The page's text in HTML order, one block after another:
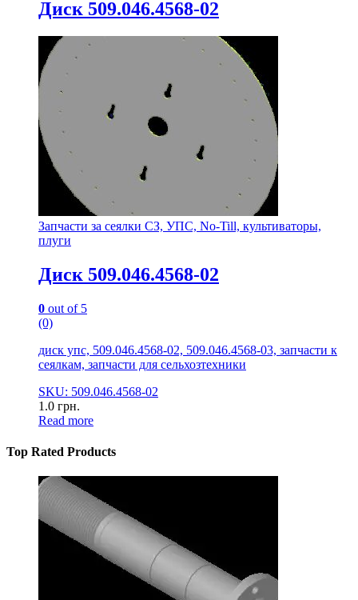
Диск 509.046.4568-02
Запчасти за сеялки СЗ, УПС, No-Till, культиваторы,
плуги
Диск 509.046.4568-02
0 out of 5
(0)
диск упс, 509.046.4568-02, 509.046.4568-03, запчасти к
сеялкам, запчасти для сельхозтехники
SKU: 509.046.4568-02
1.0 грн.
Read more
Top Rated Products